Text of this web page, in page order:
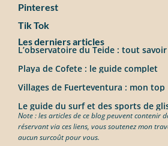
Pinterest
Tik Tok
Les derniers articles
L’observatoire du Teide : tout
Playa de Cofete : le guide complet
Villages de Fuerteventura : mon top
Le guide du surf et des sports de
Note : les articles de ce blog peuvent contenir
réservant via ces liens, vous soutenez mon
aucun surcoût pour vous.